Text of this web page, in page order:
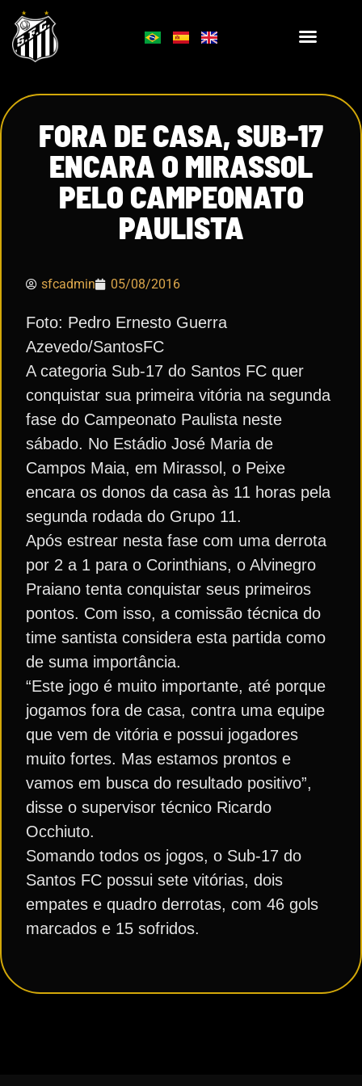
FORA DE CASA, SUB-17
ENCARA O MIRASSOL
PELO CAMPEONATO
PAULISTA
sfcadmin 05/08/2016
Foto: Pedro Ernesto Guerra
Azevedo/SantosFC
A categoria Sub-17 do Santos FC quer
conquistar sua primeira vitória na segunda
fase do Campeonato Paulista neste
sábado. No Estádio José Maria de
Campos Maia, em Mirassol, o Peixe
encara os donos da casa às 11 horas pela
segunda rodada do Grupo 11.
Após estrear nesta fase com uma derrota
por 2 a 1 para o Corinthians, o Alvinegro
Praiano tenta conquistar seus primeiros
pontos. Com isso, a comissão técnica do
time santista considera esta partida como
de suma importância.
“Este jogo é muito importante, até porque
jogamos fora de casa, contra uma equipe
que vem de vitória e possui jogadores
muito fortes. Mas estamos prontos e
vamos em busca do resultado positivo”,
disse o supervisor técnico Ricardo
Occhiuto.
Somando todos os jogos, o Sub-17 do
Santos FC possui sete vitórias, dois
empates e quadro derrotas, com 46 gols
marcados e 15 sofridos.